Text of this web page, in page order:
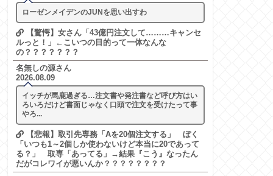
ローゼンメイデンのJUNを思い出すわ
【驚愕】女さん「43億円注文して………キャンセ
ルっと！」←こいつの目的って一体なんな
の？？？？？？？
名無しの源さん
2026.08.09
イッチが馬鹿過ぎる…注文書や発注書など呼び方はい
ろいろだけど書面じゃなく口頭で注文を受けたって事
やろ...
【悲報】取引先専務「Aを20個注文する」 ぼく
「いつも1～2個しか使わないけど本当に20であって
る？」 取専「あってる」→結果『こう』なったん
だがコレワイが悪いんか？？？？？？？？